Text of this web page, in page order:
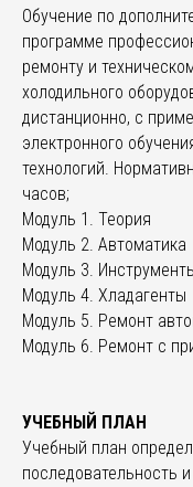
Обучение по
программе
ремонту и
холодильного
дистанционно, с
электронного
технологий.
часов;
Модуль 1. Теория
Модуль 2. Автоматика
Модуль 3.
Модуль 4. Хладагенты
Модуль 5. Ремонт
Модуль 6. Ремонт с
УЧЕБНЫЙ ПЛАН
Учебный план
последовательность